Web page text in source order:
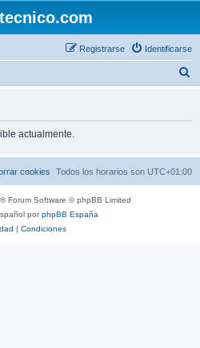
Identificarse
Registrarse
r
actualmente.
Todos los horarios son UTC+01:00
cookies
® Forum Software © phpBB Limited
porphpBB España
| Condiciones